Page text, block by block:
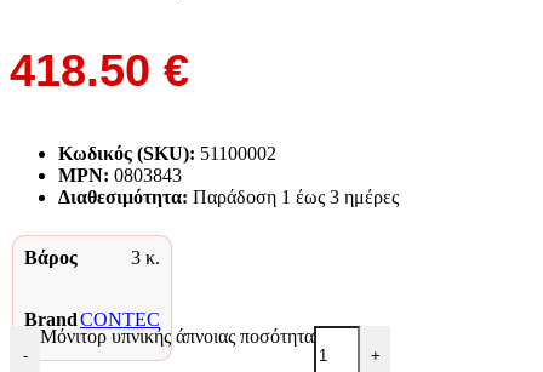
418.50 €
Κωδικός (SKU): 51100002
MPN: 0803843
Διαθεσιμότητα: Παράδoση 1 έως 3 ημέρες
Βάρος 3 κ.
BrandCONTEC
-
Μόνιτορ υπνικής άπνοιας ποσότητα
+